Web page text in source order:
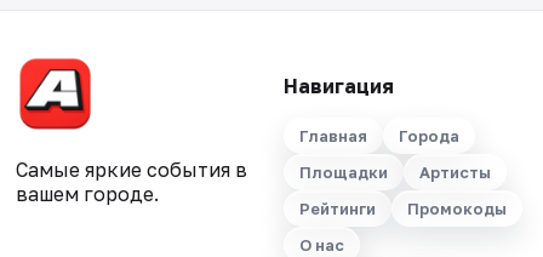
Самые яркие события в
вашем городе.
Навигация
Главная
Города
Площадки
Артисты
Рейтинги
Промокоды
О нас